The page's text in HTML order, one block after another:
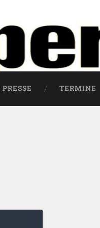
PRESSE TERMINE